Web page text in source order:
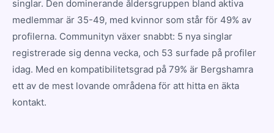
singlar. Den dominerande åldersgruppen bland aktiva
medlemmar är 35-49, med kvinnor som står för 49% av
profilerna. Communityn växer snabbt: 5 nya singlar
registrerade sig denna vecka, och 53 surfade på profiler
idag. Med en kompatibilitetsgrad på 79% är Bergshamra
ett av de mest lovande områdena för att hitta en äkta
kontakt.